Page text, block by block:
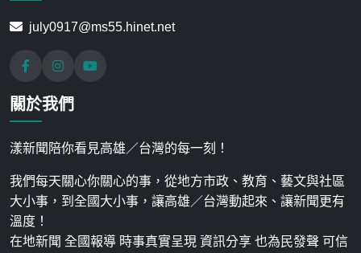
july0917@ms55.hinet.net
關於我們
漾新聞陪你看見高雄／台灣的每一刻！
我們每天關心你關心的事，從地方市政、教育、藝文與社區
大小事，到全國大小事，讓高雄／台灣動起來、讓新聞更有
溫度！
在地新聞 全國報導 時事真實呈現 資訊分享 也為民發聲 可信